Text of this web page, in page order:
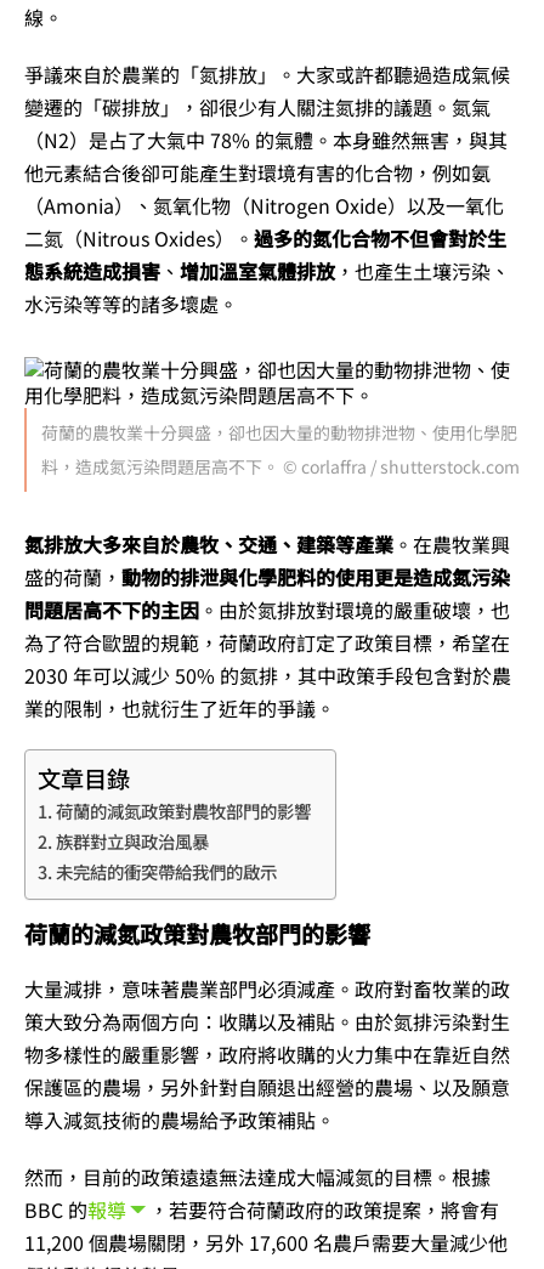
線。
爭議來自於農業的「氮排放」。大家或許都聽過造成氣候
變遷的「碳排放」，卻很少有人關注氮排的議題。氮氣
（N2）是占了大氣中 78% 的氣體。本身雖然無害，與其
他元素結合後卻可能產生對環境有害的化合物，例如氨
（Amonia）、氮氧化物（Nitrogen Oxide）以及一氧化
二氮（Nitrous Oxides）。 過多的氮化合物不但會對於生
態系統造成損害 、 增加溫室氣體排放，也產生土壤污染、
水污染等等的諸多壞處。
荷蘭的農牧業十分興盛，卻也因大量的動物排泄物、使用化學肥
料，造成氮污染問題居高不下。 © corlaffra / shutterstock.com
氮排放大多來自於農牧、交通、建築等產業 。在農牧業興
盛的荷蘭， 動物的排泄與化學肥料的使用更是造成氮污染
問題居高不下的主因 。由於氮排放對環境的嚴重破壞，也
為了符合歐盟的規範，荷蘭政府訂定了政策目標，希望在
2030 年可以減少 50% 的氮排，其中政策手段包含對於農
業的限制，也就衍生了近年的爭議。
文章目錄
荷蘭的減氮政策對農牧部門的影響
族群對立與政治風暴
未完結的衝突帶給我們的啟示
荷蘭的減氮政策對農牧部門的影響
大量減排，意味著農業部門必須減產。政府對畜牧業的政
策大致分為兩個方向：收購以及補貼。由於氮排污染對生
物多樣性的嚴重影響，政府將收購的火力集中在靠近自然
保護區的農場，另外針對自願退出經營的農場、以及願意
導入減氮技術的農場給予政策補貼。
然而，目前的政策遠遠無法達成大幅減氮的目標。 根據
BBC 的報導
，若要符合荷蘭政府的政策提案，將會有
11,200 個農場關閉，另外 17,600 名農戶需要大量減少他